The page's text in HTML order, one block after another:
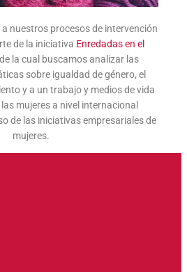
nuestros procesos de intervención
de la iniciativa Enredadas en el
la cual buscamos analizar las
sobre igualdad de género, el
y a un trabajo y medios de vida
mujeres a nivel internacional
de las iniciativas empresariales de
mujeres.